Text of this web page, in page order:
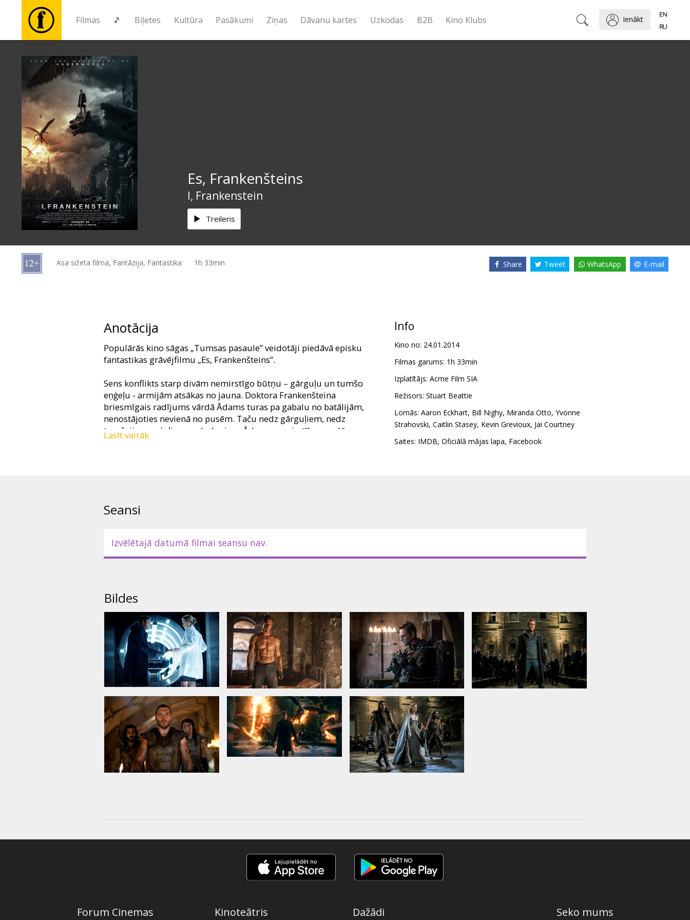
Filmas 🎵 Biļetes Kultūra Pasākumi Ziņas Dāvanu kartes Uzkodas B2B Kino Klubs Ienākt
Filmas
🎵
Biļetes
Kultūra
Pasākumi
Ziņas
kartes
Es, Frankenšteins
I, Frankenstein
Treileris
Asa sižeta filma, Fantāzija, Fantastika 1h 33min Share Tweet WhatsApp E-mail
Anotācija
Populārās kino sāgas „Tumsas pasaule” veidotāji piedāvā episku
fantastikas grāvējfilmu „Es, Frankenšteins”.
Sens konflikts starp divām nemirstīgo būtņu – gārguļu un tumšo
eņģeļu - armijām atsākas no jauna. Doktora Frankenšteina
briesmīgais radījums vārdā Ādams turas pa gabalu no batālijām,
nenostājoties nevienā no pusēm. Taču nedz gārguļiem, nedz
tumšajiem eņģeļiem nedod mieru Ādama nemirstības noslēpums,
kuru viņi alkst atklāt par katru cenu.
Lasīt vairāk
Info
Kino no: 24.01.2014
Filmas garums: 1h 33min
Izplatītājs: Acme Film SIA
Režisors: Stuart Beattie
Lomās: Aaron Eckhart, Bill Nighy, Miranda Otto, Yvonne
Strahovski, Caitlin Stasey, Kevin Grevioux, Jai Courtney
Saites: IMDB, Oficiālā mājas lapa, Facebook
Seansi
Izvēlētajā datumā filmai seansu nav.
Bildes
Forum Cinemas Kinoteātris Dažādi Seko mums